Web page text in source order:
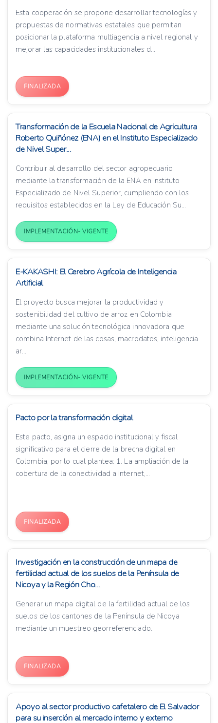
Esta cooperación se propone desarrollar tecnologías y
propuestas de normativas estatales que permitan
posicionar la plataforma multiagencia a nivel regional y
mejorar las capacidades institucionales d...
FINALIZADA
Transformación de la Escuela Nacional de Agricultura
Roberto Quiñónez (ENA) en el Instituto Especializado
de Nivel Super...
Contribuir al desarrollo del sector agropecuario
mediante la transformación de la ENA en Instituto
Especializado de Nivel Superior, cumpliendo con los
requisitos establecidos en la Ley de Educación Su...
IMPLEMENTACIÓN- VIGENTE
E-KAKASHI: El Cerebro Agrícola de Inteligencia
Artificial
El proyecto busca mejorar la productividad y
sostenibilidad del cultivo de arroz en Colombia
mediante una solución tecnológica innovadora que
combina Internet de las cosas, macrodatos, inteligencia
ar...
IMPLEMENTACIÓN- VIGENTE
Pacto por la transformación digital
Este pacto, asigna un espacio institucional y fiscal
significativo para el cierre de la brecha digital en
Colombia, por lo cual plantea: 1. La ampliación de la
cobertura de la conectividad a Internet,...
FINALIZADA
Investigación en la construcción de un mapa de
fertilidad actual de los suelos de la Península de
Nicoya y la Región Cho...
Generar un mapa digital de la fertilidad actual de los
suelos de los cantones de la Península de Nicoya
mediante un muestreo georreferenciado.
FINALIZADA
Apoyo al sector productivo cafetalero de El Salvador
para su inserción al mercado interno y externo